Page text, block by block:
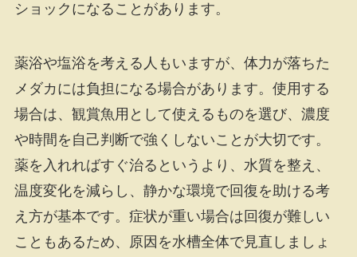
ショックになることがあります。
薬浴や塩浴を考える人もいますが、体力が落ちた
メダカには負担になる場合があります。使用する
場合は、観賞魚用として使えるものを選び、濃度
や時間を自己判断で強くしないことが大切です。
薬を入れればすぐ治るというより、水質を整え、
温度変化を減らし、静かな環境で回復を助ける考
え方が基本です。症状が重い場合は回復が難しい
こともあるため、原因を水槽全体で見直しましょ